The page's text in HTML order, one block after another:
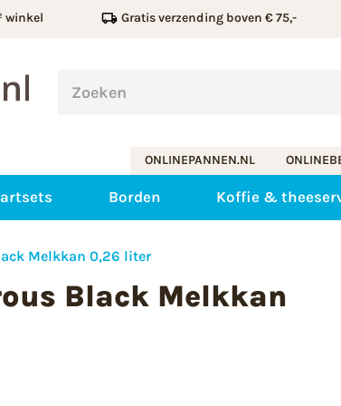
winkel Gratis verzending boven € 75,-
ONLINEPANNEN.NL
Borden Koffie &
Melkkan 0,26 liter
Black Melkkan